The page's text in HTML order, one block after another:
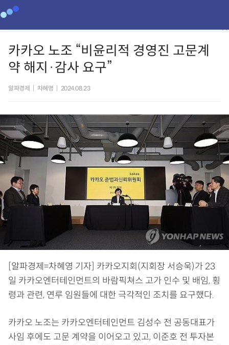
카카오 노조 “비윤리적 경영진 고문계
약 해지·감사 요구”
알파경제 차혜영 2024.08.23
[알파경제=차혜영 기자] 카카오지회(지회장 서승욱)가 23
일 카카오엔터테인먼트의 바람픽쳐스 고가 인수 및 배임, 횡
령과 관련, 연루 임원들에 대한 극각적인 조치를 요구했다.
카카오 노조는 카카오엔터테인먼트 김성수 전 공동대표가
사임 후에도 고문 계약을 이어오고 있고, 이준호 전 투자본